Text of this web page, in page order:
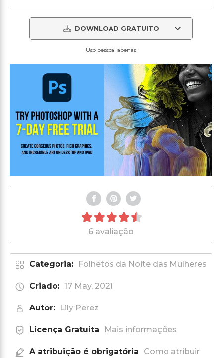
DOWNLOAD GRATUITO
Uso pessoal apenas
6 avaliação
Categoria: Folhetos da Noite das Mulheres
Criado: 17 May, 2021
Autor: Lily Perez
Licença Gratuita Mais informações
A atribuição é obrigatória Como atribuir